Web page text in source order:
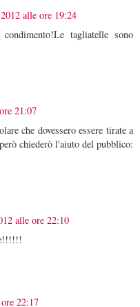
alle ore 19:24
tagliatelle sono
21:07
che dovessero essere tirate a
chiederò l'aiuto del pubblico:
alle ore 22:10
22:17